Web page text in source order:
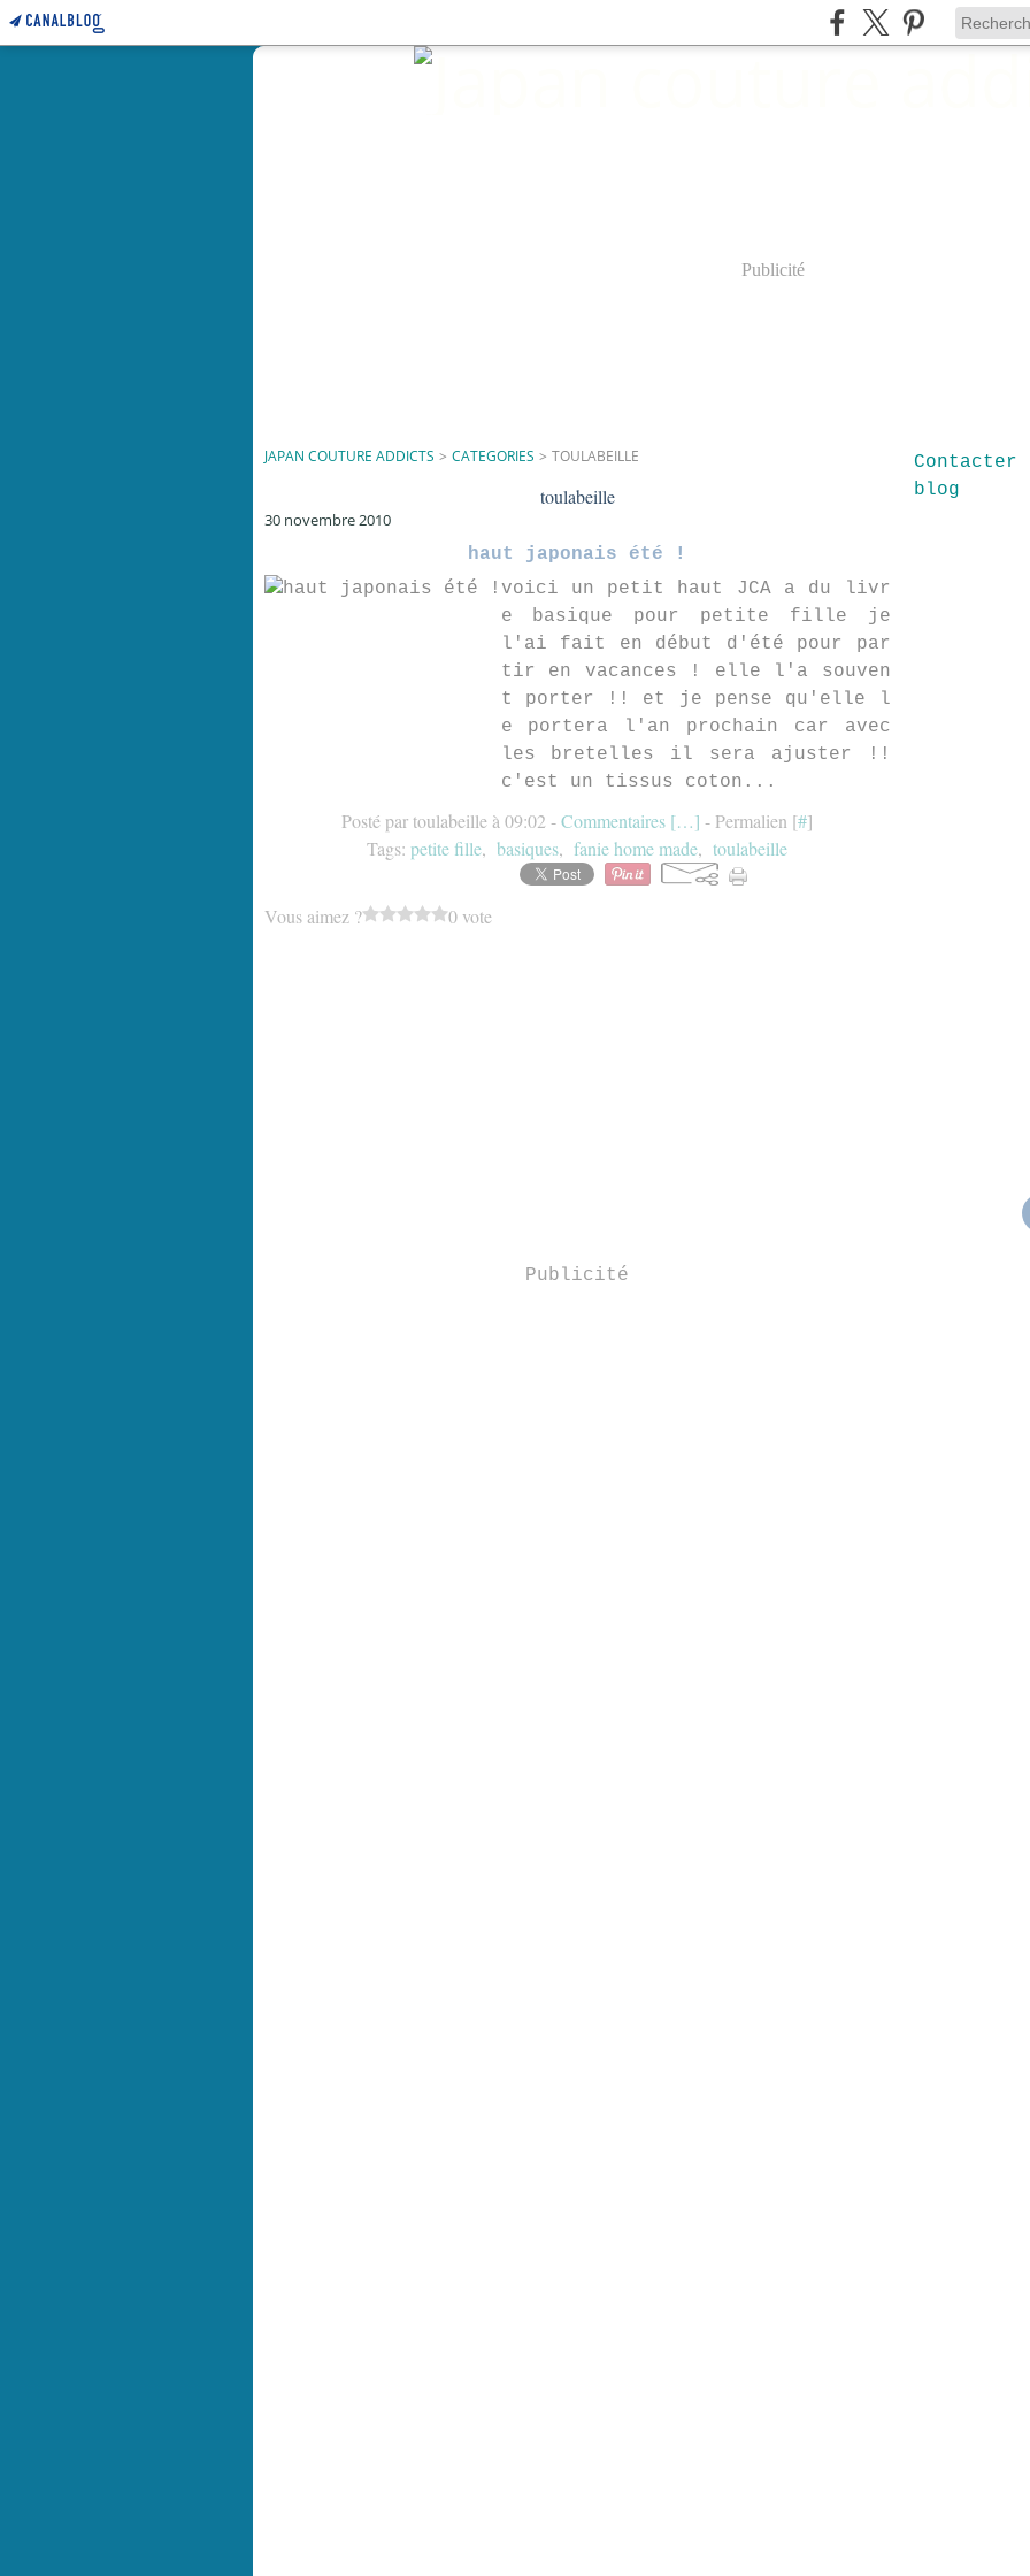
Publicité
JAPAN COUTURE ADDICTS > CATEGORIES > TOULABEILLE
toulabeille
30 novembre 2010
haut japonais été !
voici un petit haut JCA a du livr
e basique pour petite fille je
l'ai fait en début d'été pour par
tir en vacances ! elle l'a souven
t porter !! et je pense qu'elle l
e portera l'an prochain car avec
les bretelles il sera ajuster !!
c'est un tissus coton...
Posté par toulabeille à 09:02 -Commentaires […] - Permalien [#]
Tags: petite fille, basiques, fanie home made, toulabeille
Vous aimez ? 0 vote
Publicité
blog